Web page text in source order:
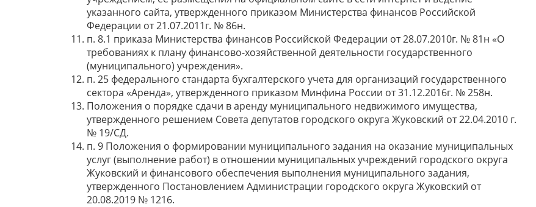
указанного сайта, утвержденного приказом Министерства финансов Российской
Федерации от 21.07.2011г. № 86н.
п. 8.1 приказа Министерства финансов Российской Федерации от 28.07.2010г. № 81н «О
требованиях к плану финансово-хозяйственной деятельности государственного
(муниципального) учреждения».
п. 25 федерального стандарта бухгалтерского учета для организаций государственного
сектора «Аренда», утвержденного приказом Минфина России от 31.12.2016г. № 258н.
Положения о порядке сдачи в аренду муниципального недвижимого имущества,
утвержденного решением Совета депутатов городского округа Жуковский от 22.04.2010 г.
№ 19/СД.
п. 9 Положения о формировании муниципального задания на оказание муниципальных
услуг (выполнение работ) в отношении муниципальных учреждений городского округа
Жуковский и финансового обеспечения выполнения муниципального задания,
утвержденного Постановлением Администрации городского округа Жуковский от
20.08.2019 № 1216.